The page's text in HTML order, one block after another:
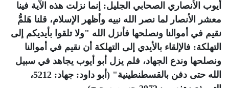
أيوب الأنصاري الصحابي الجليل: إنما نزلت هذه الآية فينا
معشر الأنصار لما نصر الله نبيه وأظهر الإسلام، قلنا هَلمُّ
نقيم في أموالنا ونصلحها فأنزل الله "ولا تلقوا بأيديكم إلى
التهلكة: فالإلقاء بالأيدي إلى التهلكة أن نقيم في أموالنا
ونصلحها وندع الجهاد، فلم يزل أبو أيوب يجاهد في سبيل
الله حتى دفن بالقسطنطينية" (أبو داود: جهاد: 5212،